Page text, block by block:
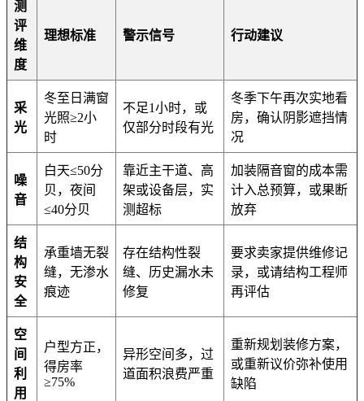
测
评
维
度
理想标准 警示信号 行动建议
采
光
冬至日满窗
光照≥2小
时
不足1小时，或
仅部分时段有光
冬季下午再次实地看
房，确认阴影遮挡情
况
噪
音
白天≤50分
贝，夜间
≤40分贝
靠近主干道、高
架或设备层，实
测超标
加装隔音窗的成本需
计入总预算，或果断
放弃
结
构
安
全
承重墙无裂
缝，无渗水
痕迹
存在结构性裂
缝、历史漏水未
修复
要求卖家提供维修记
录，或请结构工程师
再评估
空
间
利
用
户型方正，
得房率
≥75%
异形空间多，过
道面积浪费严重
重新规划装修方案，
或重新议价弥补使用
缺陷